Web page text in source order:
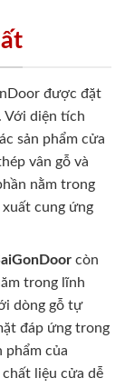
được đặt
Với diện tích
sản phẩm cửa
vân gỗ và
nằm trong
cung ứng
còn
trong lĩnh
dòng gỗ tự
đáp ứng trong
phẩm của
liệu cửa dễ